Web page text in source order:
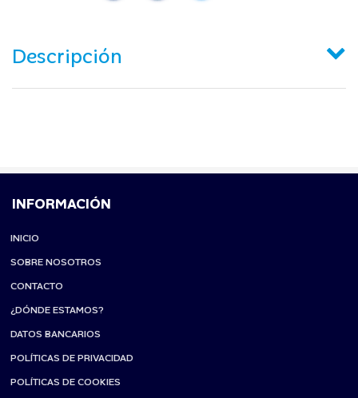
Descripción
INFORMACIÓN
INICIO
SOBRE NOSOTROS
CONTACTO
¿DÓNDE ESTAMOS?
DATOS BANCARIOS
POLÍTICAS DE PRIVACIDAD
POLÍTICAS DE COOKIES